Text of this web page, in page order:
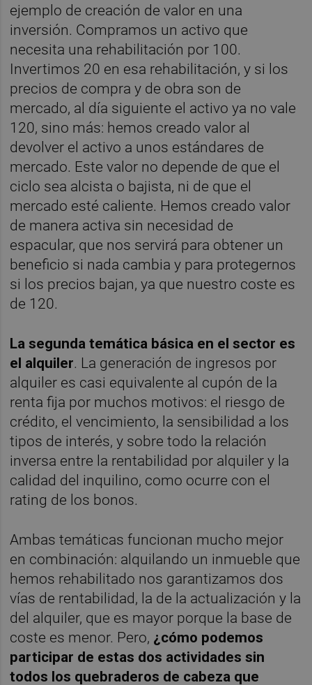
ejemplo de creación de valor en una
inversión. Compramos un activo que
necesita una rehabilitación por 100.
Invertimos 20 en esa rehabilitación, y si los
precios de compra y de obra son de
mercado, al día siguiente el activo ya no vale
120, sino más: hemos creado valor al
devolver el activo a unos estándares de
mercado. Este valor no depende de que el
ciclo sea alcista o bajista, ni de que el
mercado esté caliente. Hemos creado valor
de manera activa sin necesidad de
espacular, que nos servirá para obtener un
beneficio si nada cambia y para protegernos
si los precios bajan, ya que nuestro coste es
de 120.
La segunda temática básica en el sector es
el alquiler. La generación de ingresos por
alquiler es casi equivalente al cupón de la
renta fija por muchos motivos: el riesgo de
crédito, el vencimiento, la sensibilidad a los
tipos de interés, y sobre todo la relación
inversa entre la rentabilidad por alquiler y la
calidad del inquilino, como ocurre con el
rating de los bonos.
Ambas temáticas funcionan mucho mejor
en combinación: alquilando un inmueble que
hemos rehabilitado nos garantizamos dos
vías de rentabilidad, la de la actualización y la
del alquiler, que es mayor porque la base de
coste es menor. Pero, ¿cómo podemos
participar de estas dos actividades sin
todos los quebraderos de cabeza que